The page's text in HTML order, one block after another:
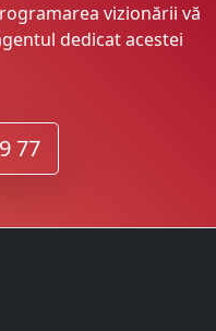
vizionării vă
dedicat acestei
77